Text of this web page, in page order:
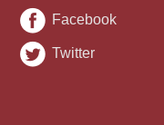
Facebook
Twitter